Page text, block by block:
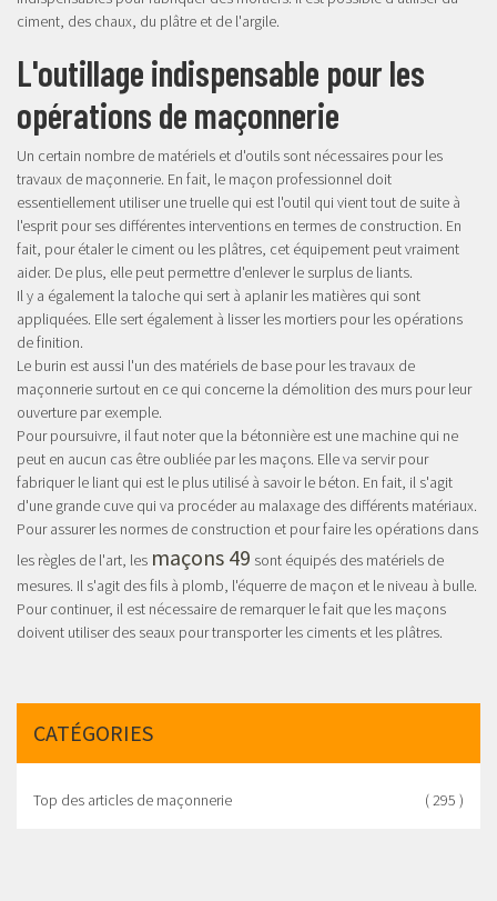
ciment, des chaux, du plâtre et de l'argile.
L'outillage indispensable pour les
opérations de maçonnerie
Un certain nombre de matériels et d'outils sont nécessaires pour les
travaux de maçonnerie. En fait, le maçon professionnel doit
essentiellement utiliser une truelle qui est l'outil qui vient tout de suite à
l'esprit pour ses différentes interventions en termes de construction. En
fait, pour étaler le ciment ou les plâtres, cet équipement peut vraiment
aider. De plus, elle peut permettre d'enlever le surplus de liants.
Il y a également la taloche qui sert à aplanir les matières qui sont
appliquées. Elle sert également à lisser les mortiers pour les opérations
de finition.
Le burin est aussi l'un des matériels de base pour les travaux de
maçonnerie surtout en ce qui concerne la démolition des murs pour leur
ouverture par exemple.
Pour poursuivre, il faut noter que la bétonnière est une machine qui ne
peut en aucun cas être oubliée par les maçons. Elle va servir pour
fabriquer le liant qui est le plus utilisé à savoir le béton. En fait, il s'agit
d'une grande cuve qui va procéder au malaxage des différents matériaux.
Pour assurer les normes de construction et pour faire les opérations dans
les règles de l'art, les maçons 49 sont équipés des matériels de
mesures. Il s'agit des fils à plomb, l'équerre de maçon et le niveau à bulle.
Pour continuer, il est nécessaire de remarquer le fait que les maçons
doivent utiliser des seaux pour transporter les ciments et les plâtres.
CATÉGORIES
Top des articles de maçonnerie ( 295 )